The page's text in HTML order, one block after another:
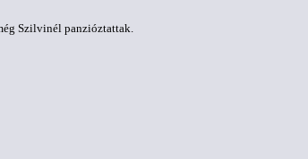
Szilvinél panzióztattak.